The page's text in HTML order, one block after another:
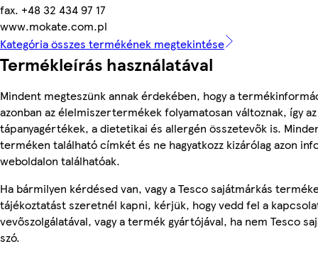
fax. +48 32 434 97 17
www.mokate.com.pl
Kategória összes termékének megtekintése
Termékleírás használatával
Mindent megteszünk annak érdekében, hogy a
azonban az élelmiszertermékek folyamatosan változnak, így
tápanyagértékek, a dietetikai és allergén összetevők is.
terméken található címkét és ne hagyatkozz kizárólag azon
weboldalon találhatóak.
Ha bármilyen kérdésed van, vagy a Tesco sajátmárkás
tájékoztatást szeretnél kapni, kérjük, hogy vedd fel a
vevőszolgálatával, vagy a termék gyártójával, ha nem Tesco
szó.